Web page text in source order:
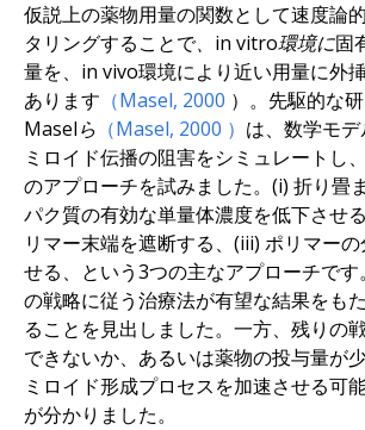
仮説上の薬物用量の関数として速度論
タリングすることで、in vitro環境に固
量を、in vivo環境により近い用量に外
あります （Masel, 2000 ）。先駆的な研
Maselら （Masel, 2000 ） は、数学モ
ミロイド伝播の阻害をシミュレートし
のアプローチを試みました。(i) 折り畳
パク質の有効な単量体濃度を低下させ
リマー末端を遮断する、(iii) ポリマー
せる、という3つの主なアプローチです
の戦略に従う治療法が有望な結果をも
ることを見出しました。一方、残りの
できないか、あるいは薬物の投与量が
ミロイド形成プロセスを加速させる可
が分かりました。